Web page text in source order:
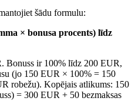
šādu formulu:
× bonusa procents) līdz
Bonuss ir 100% līdz 200 EUR,
(jo 150 EUR × 100% = 150
robežu). Kopējais atlikums: 150
= 300 EUR + 50 bezmaksas